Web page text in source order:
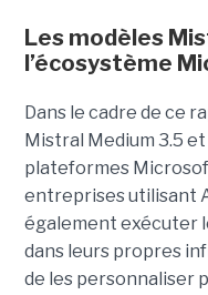
Les modèles
l’écosystème
Dans le cadre de ce
Mistral Medium 3.5
plateformes
entreprises utilisant
également exécuter
dans leurs propres
de les personnaliser